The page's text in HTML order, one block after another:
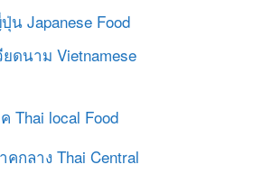
น Japanese Food
ยดนาม Vietnamese
Thai local Food
คกลาง Thai Central